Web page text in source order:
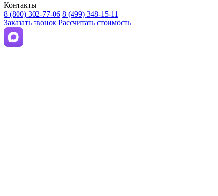
Контакты
8 (800) 302-77-06 8 (499) 348-15-11
Заказать звонок Рассчитать стоимость